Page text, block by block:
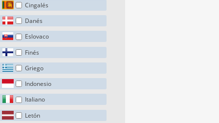
Cingalés
Danés
Eslovaco
Finés
Griego
Indonesio
Italiano
Letón